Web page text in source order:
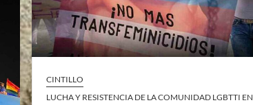
CINTILLO
LUCHA Y RESISTENCIA DE LA COMUNIDAD LGBTTI EN